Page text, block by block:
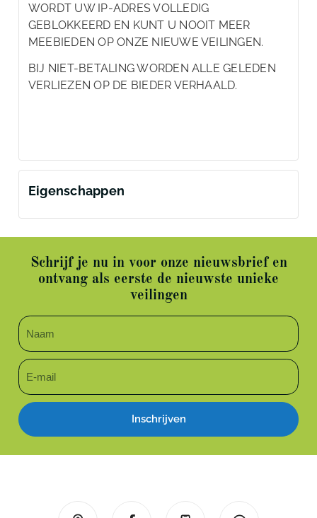
WORDT UW IP-ADRES VOLLEDIG
GEBLOKKEERD EN KUNT U NOOIT MEER
MEEBIEDEN OP ONZE NIEUWE VEILINGEN.
BIJ NIET-BETALING WORDEN ALLE GELEDEN
VERLIEZEN OP DE BIEDER VERHAALD.
Eigenschappen
Schrijf je nu in voor onze nieuwsbrief en
ontvang als eerste de nieuwste unieke
veilingen
Inschrijven